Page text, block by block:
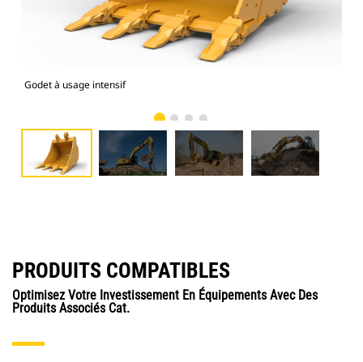
Godet à usage intensif
PRODUITS COMPATIBLES
Optimisez Votre Investissement En Équipements Avec Des
Produits Associés Cat.